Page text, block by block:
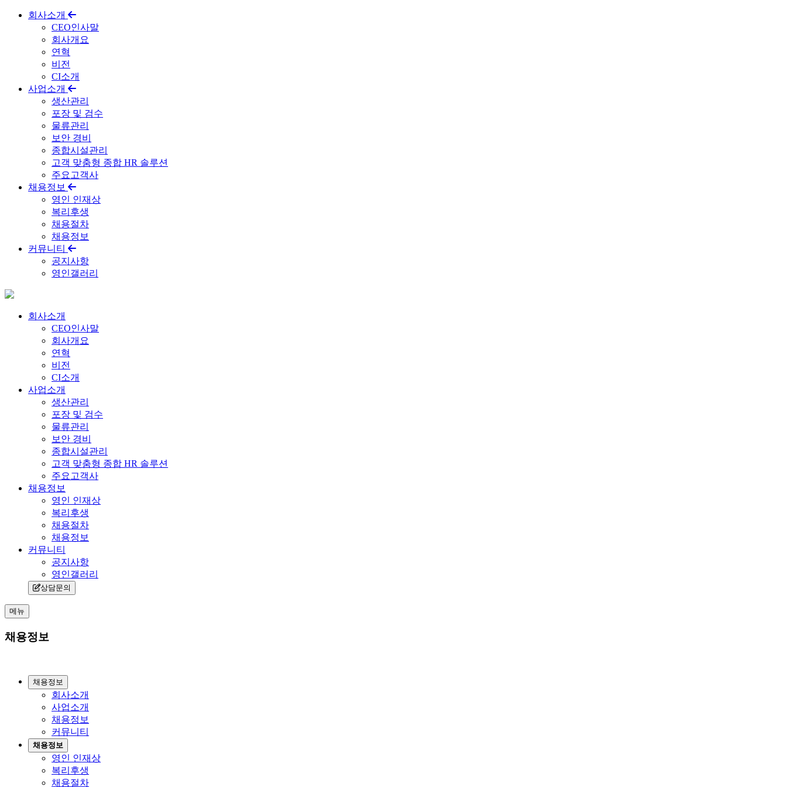
회사소개
CEO인사말
회사개요
연혁
비전
CI소개
사업소개
생산관리
포장 및 검수
물류관리
보안 경비
종합시설관리
고객 맞춤형 종합 HR 솔루션
주요고객사
채용정보
영인 인재상
복리후생
채용절차
채용정보
커뮤니티
공지사항
영인갤러리
회사소개
CEO인사말
회사개요
연혁
비전
CI소개
사업소개
생산관리
포장 및 검수
물류관리
보안 경비
종합시설관리
고객 맞춤형 종합 HR 솔루션
주요고객사
채용정보
영인 인재상
복리후생
채용절차
채용정보
커뮤니티
공지사항
영인갤러리
상담문의
메뉴
채용정보
채용정보
회사소개
사업소개
채용정보
커뮤니티
채용정보
영인 인재상
복리후생
채용절차